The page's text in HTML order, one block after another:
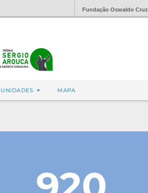
Fundação Oswaldo Cruz
MAPA